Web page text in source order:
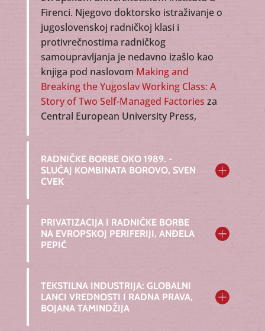
Firenci. Njegovo doktorsko istraživanje o
jugoslovenskoj radničkoj klasi i
protivrečnostima radničkog
samoupravljanja je nedavno izašlo kao
knjiga pod naslovom Making and
Breaking the Yugoslav Working Class: A
Story of Two Self-Managed Factories za
Central European University Press,
RADNIČKE BORBE OKO 1989. -
SLUČAJ KOMBINATA BOROVO, SVEN
CVEK
PRIVATIZACIJA I RADNIČKE BORBE
NA EVROPSKOJ PERIFERIJI, ANĐELA
PEPIĆ
TEKSTILNA INDUSTRIJA: GLOBALNI
LANCI VREDNOSTI I RADNA PRAVA,
BOJANA TAMINDŽIJA